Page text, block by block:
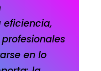
eficiencia,
en lo